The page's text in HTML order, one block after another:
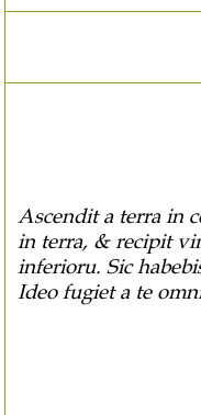
Ascendit a terra in
in terra, & recipit
inferioru. Sic
Ideo fugiet a te